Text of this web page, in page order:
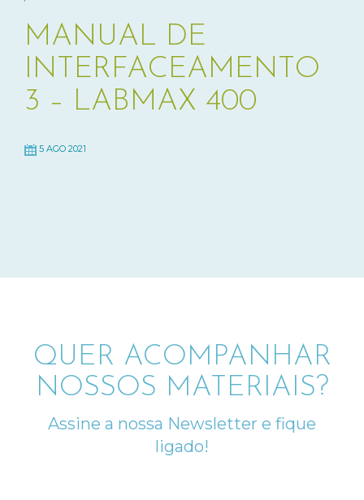
MANUAL DE
INTERFACEAMENTO
3 – LABMAX 400
5 AGO 2021
QUER ACOMPANHAR
NOSSOS MATERIAIS?
Assine a nossa Newsletter e fique
ligado!